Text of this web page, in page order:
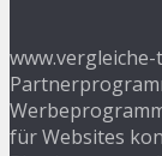
für Websites